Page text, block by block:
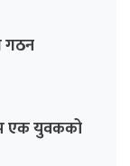
गठन
एक युवकको